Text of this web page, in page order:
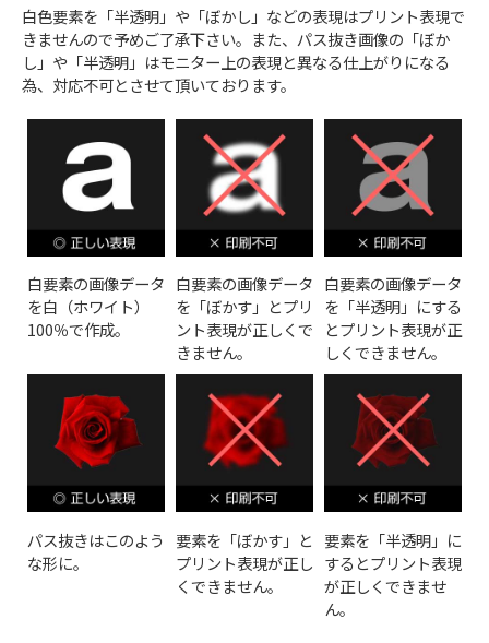
白色要素を「半透明」や「ぼかし」などの表現はプリント表現で
きませんので予めご了承下さい。また、パス抜き画像の「ぼか
し」や「半透明」はモニター上の表現と異なる仕上がりになる
為、対応不可とさせて頂いております。
白要素の画像データ
を白（ホワイト）
100％で作成。
白要素の画像データ
を「ぼかす」とプリ
ント表現が正しくで
きません。
白要素の画像データ
を「半透明」にする
とプリント表現が正
しくできません。
パス抜きはこのよう
な形に。
要素を「ぼかす」と
プリント表現が正し
くできません。
要素を「半透明」に
するとプリント表現
が正しくできませ
ん。